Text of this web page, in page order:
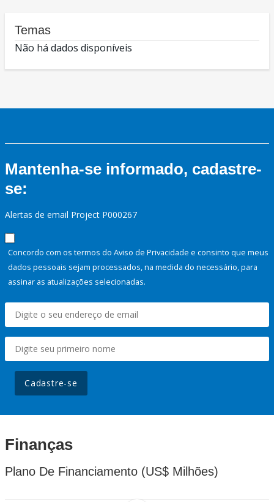
Temas
Não há dados disponíveis
Mantenha-se informado, cadastre-
se:
Alertas de email Project P000267
Concordo com os termos do Aviso de Privacidade e consinto que meus
dados pessoais sejam processados, na medida do necessário, para
assinar as atualizações selecionadas.
Cadastre-se
Finanças
Plano De Financiamento (US$ Milhões)